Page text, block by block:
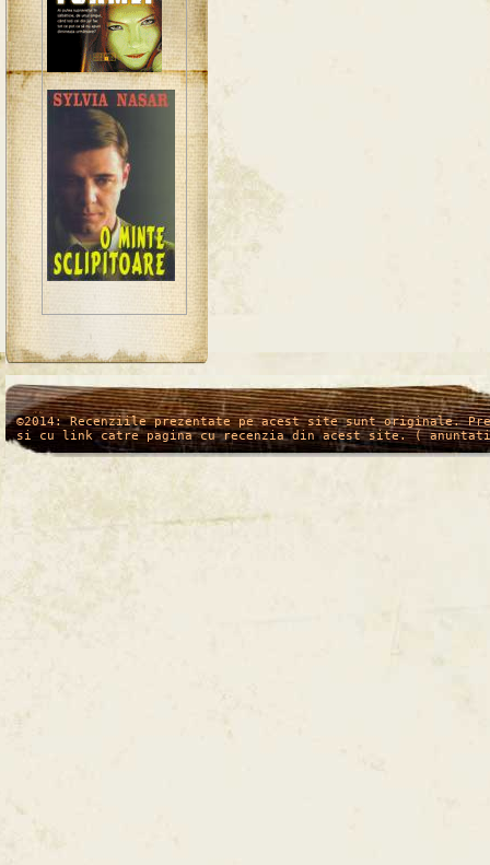
/* */
©2014: Recenziile prezentate pe acest site sunt originale.
si cu link catre pagina cu recenzia din acest site. (